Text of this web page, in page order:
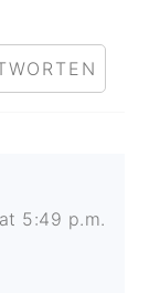
5:49 p.m.